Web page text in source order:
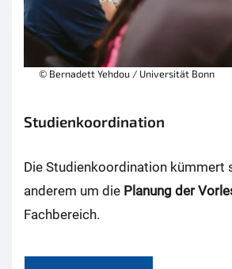
© Bernadett Yehdou / Universität Bonn
Studienkoordination
Die Studienkoordination kümmert
anderem um die Planung der
Fachbereich.